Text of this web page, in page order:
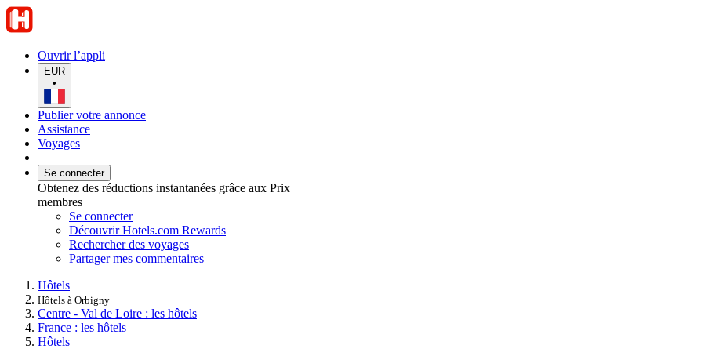
Ouvrir l’appli
EUR
•
Publier votre annonce
Assistance
Voyages
Se connecter
Obtenez des réductions instantanées grâce aux Prix
membres
Se connecter
Découvrir Hotels.com Rewards
Rechercher des voyages
Partager mes commentaires
Hôtels
Hôtels à Orbigny
Centre - Val de Loire : les hôtels
France : les hôtels
Hôtels